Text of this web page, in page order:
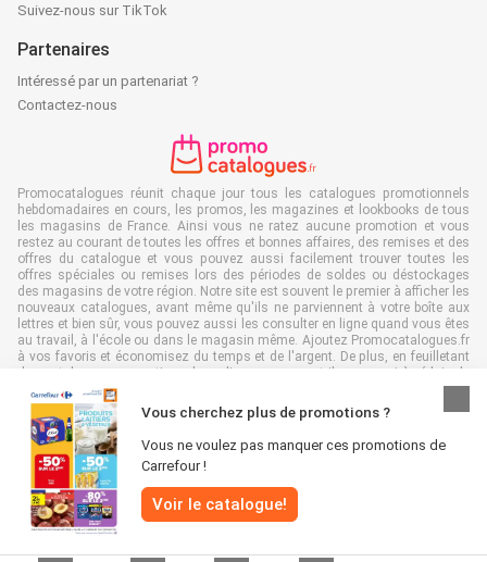
Vous cherchez plus de promotions ?
Vous ne voulez pas manquer ces promotions de
Carrefour !
Voir le catalogue!
Suivez-nous sur TikTok
Partenaires
Intéressé par un partenariat ?
Contactez-nous
Promocatalogues réunit chaque jour tous les catalogues promotionnels
hebdomadaires en cours, les promos, les magazines et lookbooks de tous
les magasins de France. Ainsi vous ne ratez aucune promotion et vous
restez au courant de toutes les offres et bonnes affaires, des remises et des
offres du catalogue et vous pouvez aussi facilement trouver toutes les
offres spéciales ou remises lors des périodes de soldes ou déstockages
des magasins de votre région. Notre site est souvent le premier à afficher les
nouveaux catalogues, avant même qu'ils ne parviennent à votre boîte aux
lettres et bien sûr, vous pouvez aussi les consulter en ligne quand vous êtes
au travail, à l'école ou dans le magasin même. Ajoutez Promocatalogues.fr
à vos favoris et économisez du temps et de l'argent. De plus, en feuilletant
des catalogues promotionnels en ligne, vous contribuez aussi à réduire le
gaspillage de papier, ce qui est très avantageux pour l’environnement.
Tous droits réservés & copie : Promocatalogues.fr 2026 |
responsabilité| Conditions générales Politique de confidentialité